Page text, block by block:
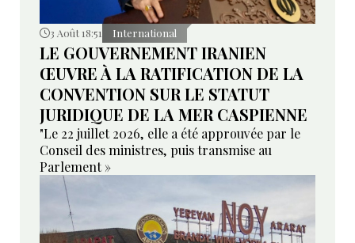
3 Août 18:51 International
LE GOUVERNEMENT IRANIEN
ŒUVRE À LA RATIFICATION DE LA
CONVENTION SUR LE STATUT
JURIDIQUE DE LA MER CASPIENNE
"Le 22 juillet 2026, elle a été approuvée par le
Conseil des ministres, puis transmise au
Parlement »